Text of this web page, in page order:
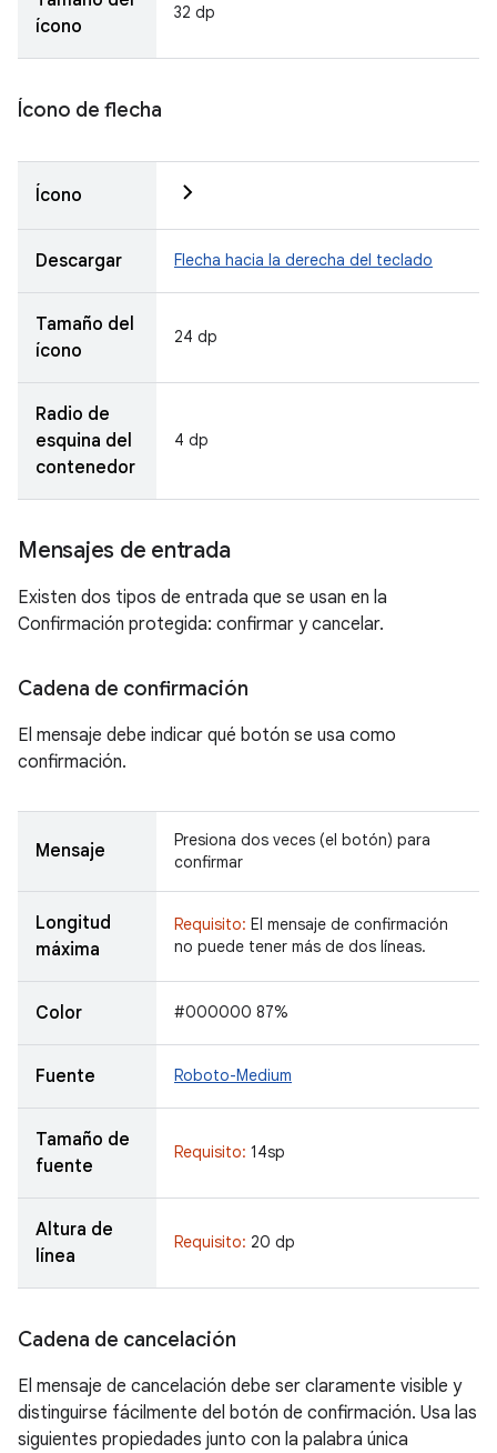
ícono
32 dp
Ícono de flecha
Ícono
Descargar Flecha hacia la derecha del teclado
Tamaño del
ícono
24 dp
Radio de
esquina del
contenedor
4 dp
Mensajes de entrada
Existen dos tipos de entrada que se usan en la
Confirmación protegida: confirmar y cancelar.
Cadena de confirmación
El mensaje debe indicar qué botón se usa como
confirmación.
Mensaje
Presiona dos veces (el botón) para
confirmar
Longitud
máxima
Requisito: El mensaje de confirmación
no puede tener más de dos líneas.
Color #000000 87%
Fuente Roboto-Medium
Tamaño de
fuente
Requisito: 14sp
Altura de
línea
Requisito: 20 dp
Cadena de cancelación
El mensaje de cancelación debe ser claramente visible y
distinguirse fácilmente del botón de confirmación. Usa las
siguientes propiedades junto con la palabra única